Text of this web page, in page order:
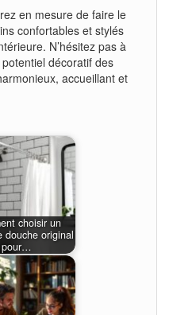
en mesure de faire le
confortables et stylés
N’hésitez pas à
décoratif des
accueillant et
choisir un
douche original
pour…